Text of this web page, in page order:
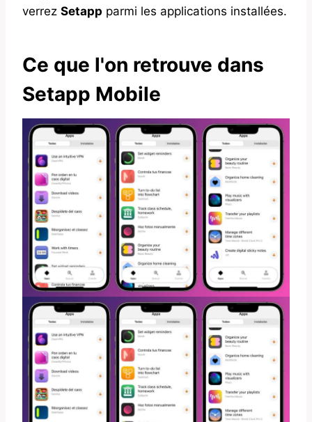
verrez Setapp parmi les applications installées.
Ce que l'on retrouve dans
Setapp Mobile